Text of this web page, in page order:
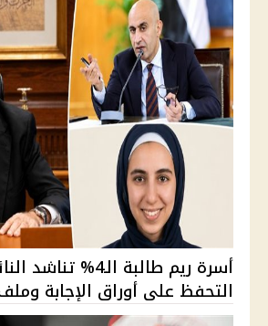
أسرة ريم طالبة الـ4%
التحفظ على أوراق الإجابة